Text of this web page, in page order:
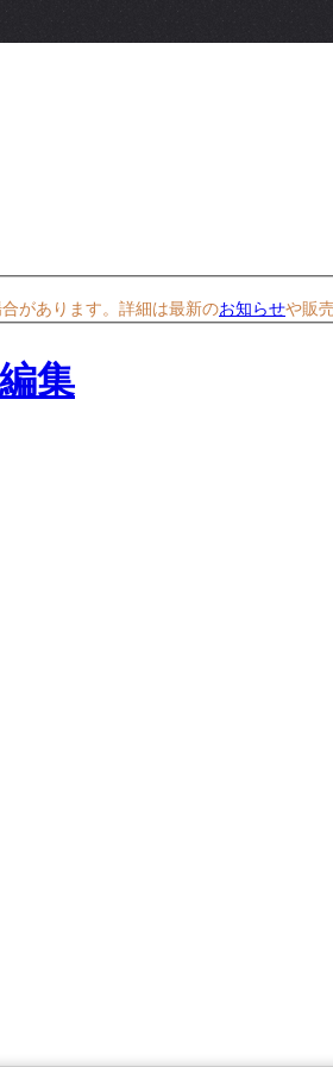
があります。詳細は最新のお知らせや販